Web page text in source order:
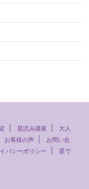
星読み講座
大人
お客様の声
お問い合
バシーポリシー
星で